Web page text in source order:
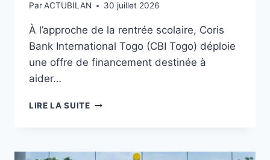
ParACTUBILAN 30 juillet 2026
À l’approche de la rentrée scolaire, Coris
Bank International Togo (CBI Togo) déploie
une offre de financement destinée à
aider…
LIRE LA SUITERENTRÉE
TOGO